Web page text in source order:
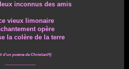
inconnus des amis
vieux limonaire
opère
la colère de la terre
d'un poème de ChristianH)